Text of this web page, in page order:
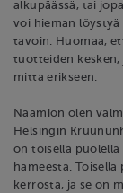
alkupäässä, tai
voi hieman
tavoin. Huomaa,
tuotteiden
mitta erikseen.
Naamion olen
Helsingin
on toisella
hameesta.
kerrosta, ja se on